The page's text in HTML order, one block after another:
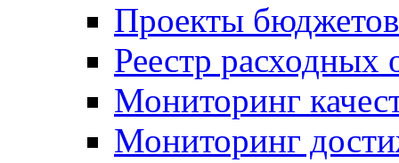
Проекты бюджетов
Реестр расходных
Мониторинг
Мониторинг